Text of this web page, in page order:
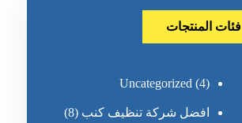
فئات المنتجات
Uncategorized (4)
افضل شركة تنظيف كنب (8)